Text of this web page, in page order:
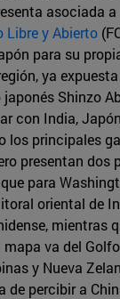
asociada a
Libre y Abierto
para su
ya
Shinzo
con India,
los principales
presentan dos
para
oriental de
mientras
va del
y Nueva
de percibir a